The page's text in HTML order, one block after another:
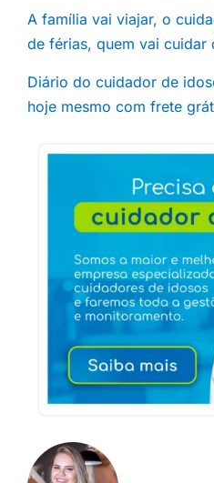
A família vai viajar, o
de férias, quem vai cuidar
Diário do cuidador de
hoje mesmo com frete